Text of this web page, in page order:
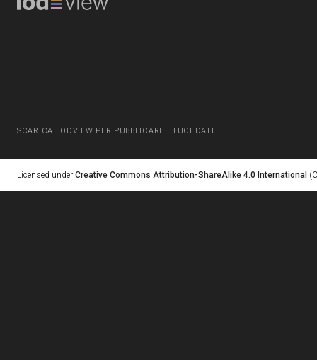
SCARICA LODVIEW PER PUBBLICARE I TUOI DATI
Licensed under Creative Commons Attribution-ShareAlike 4.0 International